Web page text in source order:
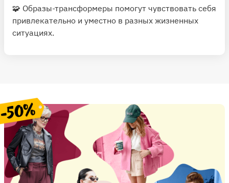
🧩 Образы-трансформеры помогут чувствовать себя
привлекательно и уместно в разных жизненных
ситуациях.